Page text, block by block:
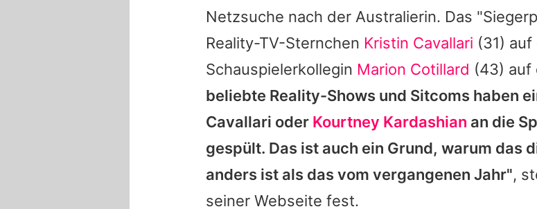
Netzsuche nach der Australierin. Das
Reality-TV-Sternchen Kristin Cavallari (31)
Schauspielerkollegin Marion Cotillard (43) auf
beliebte Reality-Shows und Sitcoms haben
Cavallari oder Kourtney Kardashian an die
gespült. Das ist auch ein Grund, warum das
anders ist als das vom vergangenen Jahr",
seiner Webseite fest.